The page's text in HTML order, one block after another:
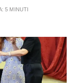
5 MINUTI